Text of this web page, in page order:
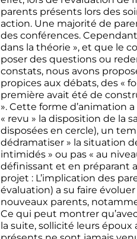
parents présents lors des
action. Une majorité de
des conférences.
dans la théorie », et que le
poser des questions ou
constats, nous avons
propices aux débats, des «
première avait été de
». Cette forme d’animation
« revu » la disposition de la
disposées en cercle), un
dédramatiser » la situation
intimidés » ou pas « au
définissant et en préparant
projet : L’implication des
évaluation) a su faire
nouveaux parents,
Ce qui peut montrer
la suite, sollicité leurs époux